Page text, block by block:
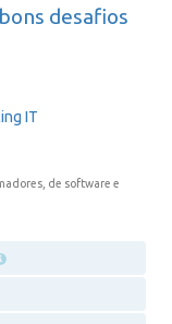
desafios
IT
de software e